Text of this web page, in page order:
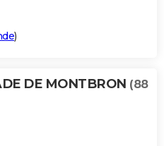
)
DE MONTBRON (88